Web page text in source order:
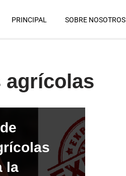
PRINCIPAL SOBRE NOSOTROS
agrícolas
la